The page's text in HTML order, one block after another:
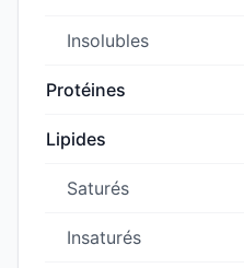
Insolubles
Protéines
Lipides
Saturés
Insaturés